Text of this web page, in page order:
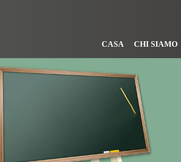
CASA CHI SIAMO